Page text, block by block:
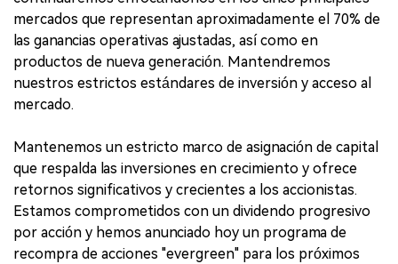
mercados que representan aproximadamente el 70% de
las ganancias operativas ajustadas, así como en
productos de nueva generación. Mantendremos
nuestros estrictos estándares de inversión y acceso al
mercado.
Mantenemos un estricto marco de asignación de capital
que respalda las inversiones en crecimiento y ofrece
retornos significativos y crecientes a los accionistas.
Estamos comprometidos con un dividendo progresivo
por acción y hemos anunciado hoy un programa de
recompra de acciones "evergreen" para los próximos